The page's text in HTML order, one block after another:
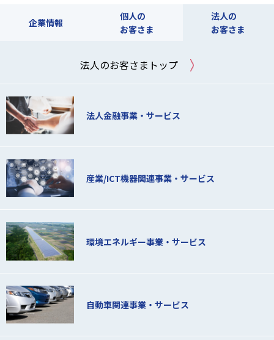
企業情報
個人の
お客さま
法人の
お客さま
法人のお客さまトップ
法人金融事業・サービス
産業/ICT機器関連事業・サービス
環境エネルギー事業・サービス
自動車関連事業・サービス